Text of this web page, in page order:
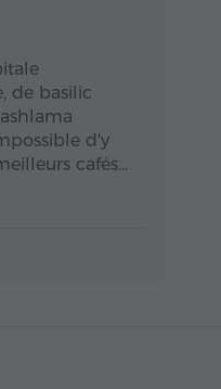
de basilic
d'y
cafés…